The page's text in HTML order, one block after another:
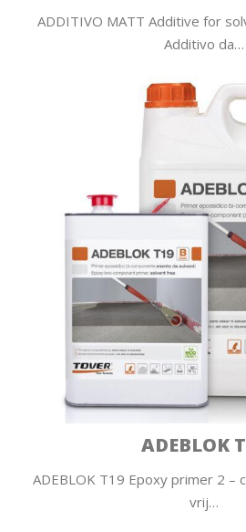
ADDITIVO MATT Additive for
Additivo da…
ADEBLOK
ADEBLOK T19 Epoxy primer 2 –
vrij…